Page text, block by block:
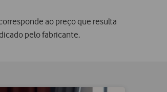
ao preço que resulta
pelo fabricante.